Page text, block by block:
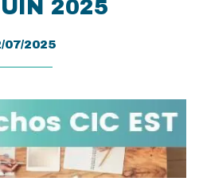
2025
07/2025